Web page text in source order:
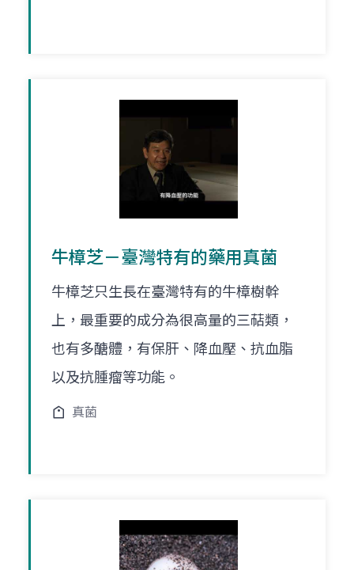
牛樟芝－臺灣特有的藥用真菌
牛樟芝只生長在臺灣特有的牛樟樹幹
上，最重要的成分為很高量的三萜類，
也有多醣體，有保肝、降血壓、抗血脂
以及抗腫瘤等功能。
真菌